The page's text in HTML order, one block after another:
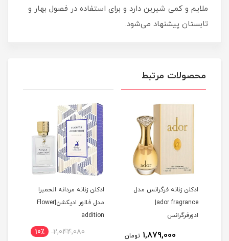
ملایم و کمی شیرین دارد و برای استفاده در فصول بهار و
تابستان پیشنهاد می‌شود.
محصولات مرتبط
ادكلن زنانه فرگرانس مدل
ادورفرگرانس
1,879,000 تومان
ادكلن زنانه مردانه الحمبرا
مدل فلاور اديكشن|Flower
addition
2,044,080 10٪